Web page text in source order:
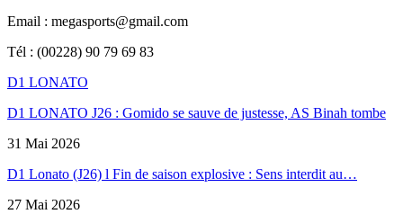
Email : megasports@gmail.com
Tél : (00228) 90 79 69 83
D1 LONATO
D1 LONATO J26 : Gomido se sauve de justesse, AS Binah tombe
31 Mai 2026
D1 Lonato (J26) l Fin de saison explosive : Sens interdit au…
27 Mai 2026